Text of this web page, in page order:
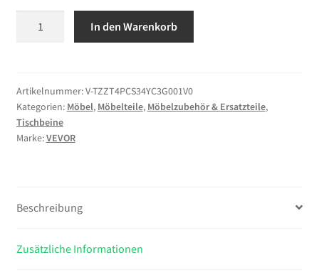
cm
Tischgestell
Metall
Schwarz
Tischbeine
Pfosten
In den Warenkorb
Artikelnummer:V-TZZT4PCS34YC3G001V0
Kategorien: Möbel, Möbelteile, Möbelzubehör & Ersatzteile,
Tischbeine
Marke:VEVOR
Beschreibung
Zusätzliche Informationen